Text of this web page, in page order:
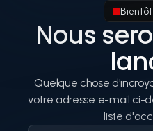
Get in
Get in
Nous
Quelque chose
votre adresse e-mail ci-
liste